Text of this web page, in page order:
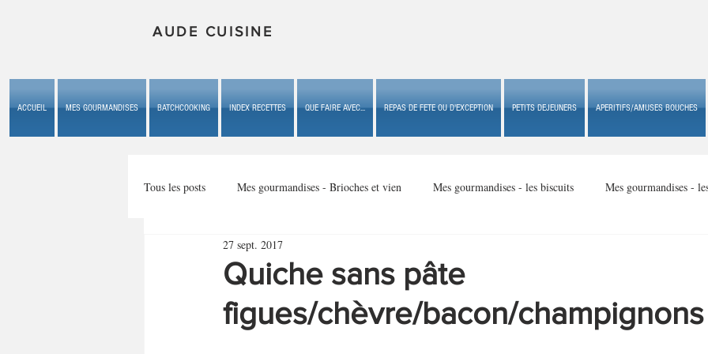
AUDE CUISINE
ACCUEIL MES GOURMANDISES BATCHCOOKING INDEX RECETTES QUE FAIRE AVEC... REPAS DE FETE OU D'EXCEPTION PETITS DEJEUNERS APERITIFS/AMUSES BOUCHES
Tous les posts Mes gourmandises - Brioches et vien Mes gourmandises - les biscuits Mes gourmandises -
Mes gourmandises - les gâteaux du b
Mes gourmandises - plaisirs d'enfan Accompagnements Apéritifs/amuses bouches de fête ou
Quiche sans pâte
figues/chèvre/bacon/champignons
27 sept. 2017